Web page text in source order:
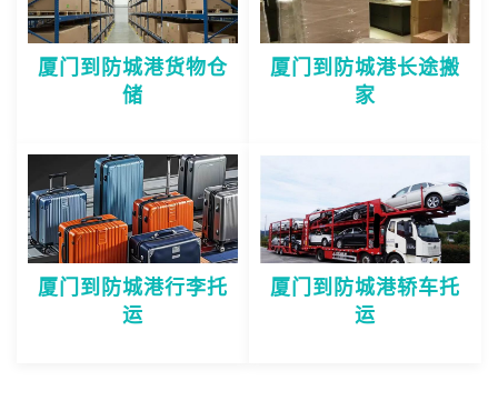
厦门到防城港货物仓
储
厦门到防城港长途搬
家
厦门到防城港行李托
运
厦门到防城港轿车托
运